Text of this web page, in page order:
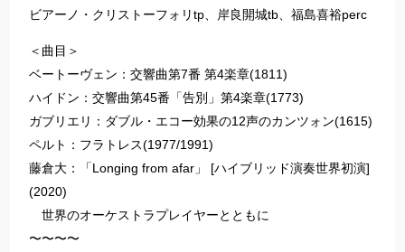
ビアーノ・クリストーフォリtp、岸良開城tb、福島喜裕perc
＜曲目＞
ベートーヴェン：交響曲第7番 第4楽章(1811)
ハイドン：交響曲第45番「告別」第4楽章(1773)
ガブリエリ：ダブル・エコー効果の12声のカンツォン(1615)
ペルト：フラトレス(1977/1991)
藤倉大：「Longing from afar」 [ハイブリッド演奏世界初演]
(2020)
世界のオーケストラプレイヤーとともに
〜〜〜〜